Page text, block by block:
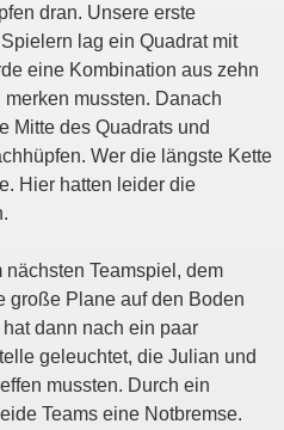
dran. Unsere erste
lag ein Quadrat mit
eine Kombination aus zehn
mussten. Danach
Mitte des Quadrats und
Wer die längste Kette
Hier hatten leider die
Teamspiel, dem
große Plane auf den Boden
dann nach ein paar
geleuchtet, die Julian und
mussten. Durch ein
Teams eine Notbremse.